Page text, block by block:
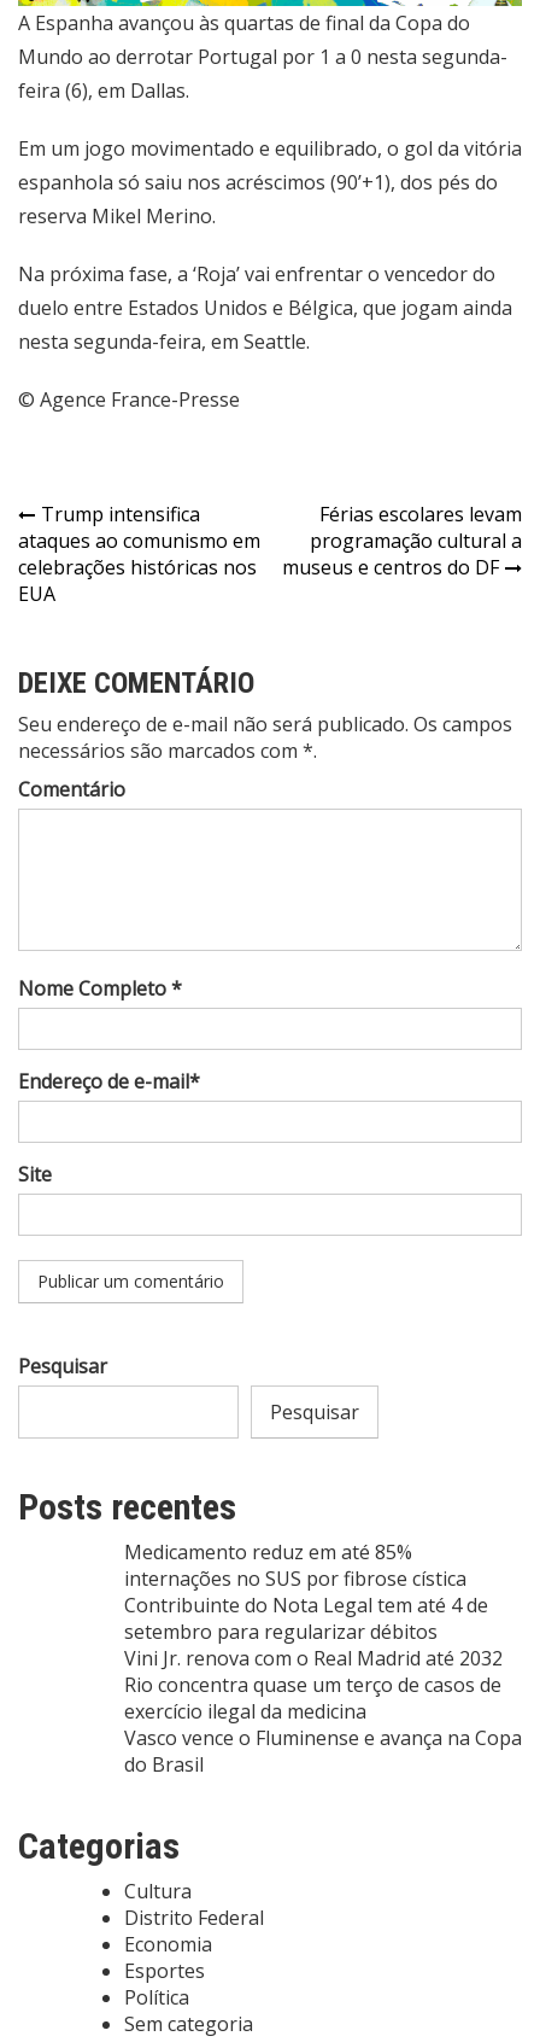
A Espanha avançou às quartas de final da Copa do
Mundo ao derrotar Portugal por 1 a 0 nesta segunda-
feira (6), em Dallas.
Em um jogo movimentado e equilibrado, o gol da vitória
espanhola só saiu nos acréscimos (90’+1), dos pés do
reserva Mikel Merino.
Na próxima fase, a ‘Roja’ vai enfrentar o vencedor do
duelo entre Estados Unidos e Bélgica, que jogam ainda
nesta segunda-feira, em Seattle.
© Agence France-Presse
Navegação
de
Post
Trump intensifica
ataques ao comunismo em
celebrações históricas nos
EUA
Férias escolares levam
programação cultural a
museus e centros do DF
DEIXE COMENTÁRIO
Seu endereço de e-mail não será publicado. Os campos
necessários são marcados com *.
Comentário
Nome Completo *
Endereço de e-mail*
Site
Pesquisar
Pesquisar
Posts recentes
Medicamento reduz em até 85%
internações no SUS por fibrose cística
Contribuinte do Nota Legal tem até 4 de
setembro para regularizar débitos
Vini Jr. renova com o Real Madrid até 2032
Rio concentra quase um terço de casos de
exercício ilegal da medicina
Vasco vence o Fluminense e avança na Copa
do Brasil
Categorias
Cultura
Distrito Federal
Economia
Esportes
Política
Sem categoria